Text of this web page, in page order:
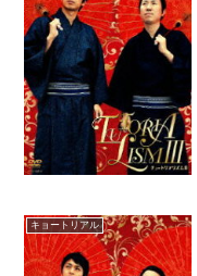
キョートリアル